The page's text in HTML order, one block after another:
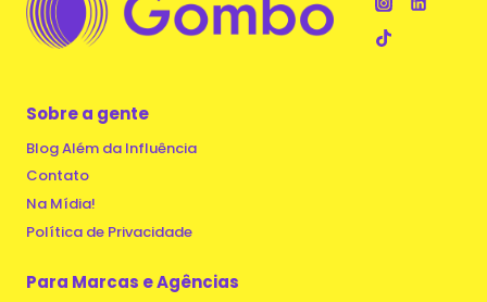
Sobre a gente
Blog Além da Influência
Contato
Na Mídia!
Política de Privacidade
Para Marcas e Agências